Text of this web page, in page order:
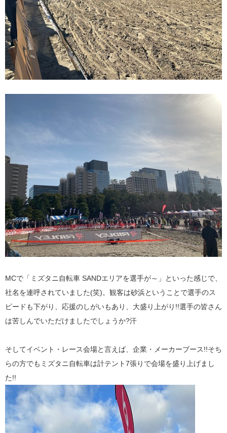
MCで「ミズタニ自転車 SANDエリアを選手が～」といった感じで、
社名を連呼されていました(笑)。観客は砂浜ということで選手のス
ピードも下がり、応援のしがいもあり、大盛り上がり!!選手の皆さん
は苦しんでいただけましたでしょうか?汗
そしてイベント・レース会場と言えば、企業・メーカーブース!!そち
らの方でもミズタニ自転車は計テント7張りで会場を盛り上げまし
た!!